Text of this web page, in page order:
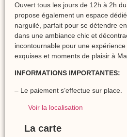
Ouvert tous les jours de 12h à 2h
propose également un espace
narguilé, parfait pour se détendre
dans une ambiance chic et
incontournable pour une
exquises et moments de plaisir à
INFORMATIONS IMPORTANTES:
– Le paiement s’effectue sur place.
Voir la localisation
La carte